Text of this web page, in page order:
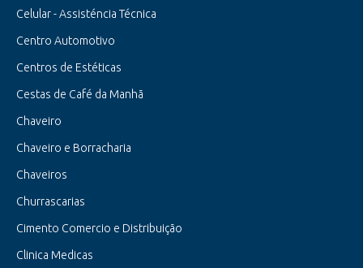
Celular - Assisténcia Técnica
Centro Automotivo
Centros de Estéticas
Cestas de Café da Manhã
Chaveiro
Chaveiro e Borracharia
Chaveiros
Churrascarias
Cimento Comercio e Distribuição
Clinica Medicas